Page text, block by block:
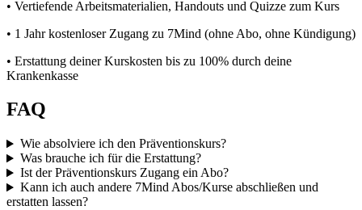
• Vertiefende Arbeitsmaterialien, Handouts und Quizze zum Kurs
• 1 Jahr kostenloser Zugang zu 7Mind (ohne Abo, ohne Kündigung)
• Erstattung deiner Kurskosten bis zu 100% durch deine
Krankenkasse
FAQ
Wie absolviere ich den Präventionskurs?
Was brauche ich für die Erstattung?
Ist der Präventionskurs Zugang ein Abo?
Kann ich auch andere 7Mind Abos/Kurse abschließen und
erstatten lassen?